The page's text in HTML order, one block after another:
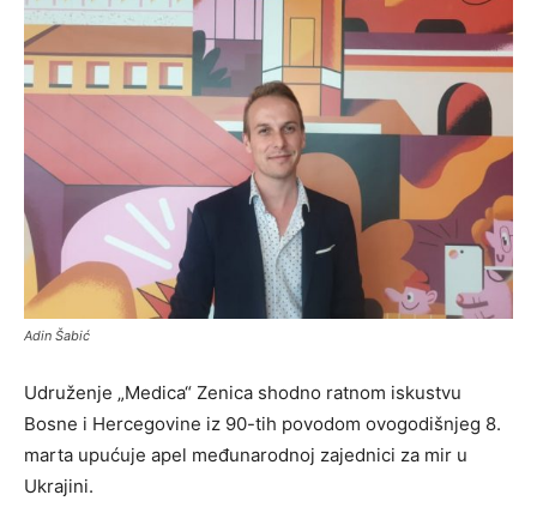
Adin Šabić
Udruženje „Medica“ Zenica shodno ratnom iskustvu
Bosne i Hercegovine iz 90-tih povodom ovogodišnjeg 8.
marta upućuje apel međunarodnoj zajednici za mir u
Ukrajini.